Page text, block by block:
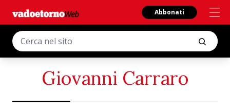
Abbonati
Giovanni Carraro